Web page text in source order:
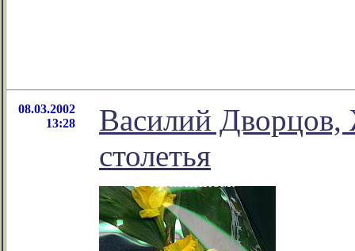
08.03.2002
13:28
Василий
столетья